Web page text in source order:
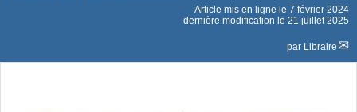
Article mis en ligne le 7 février 2024
dernière modification le 21 juillet 2025
par Libraire